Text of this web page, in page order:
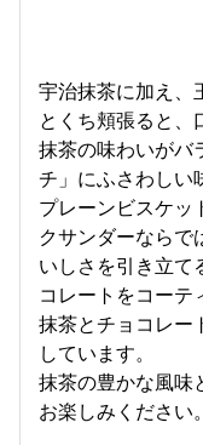
宇治抹茶に加え、
とくち頬張ると
抹茶の味わいがバ
チ」にふさわしい
プレーンビスケッ
クサンダーならで
いしさを引き立て
コレートをコーテ
抹茶とチョコレー
しています。
抹茶の豊かな風味
お楽しみください。